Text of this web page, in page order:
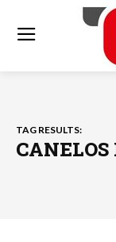
TAG RESULTS: